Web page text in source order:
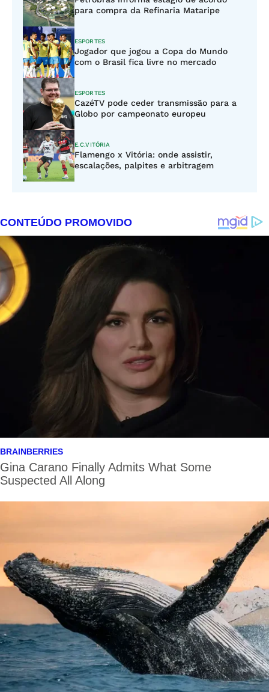
para compra da Refinaria Mataripe
ESPORTES
Jogador que jogou a Copa do Mundo
com o Brasil fica livre no mercado
ESPORTES
CazéTV pode ceder transmissão para a
Globo por campeonato europeu
E.C.VITÓRIA
Flamengo x Vitória: onde assistir,
escalações, palpites e arbitragem